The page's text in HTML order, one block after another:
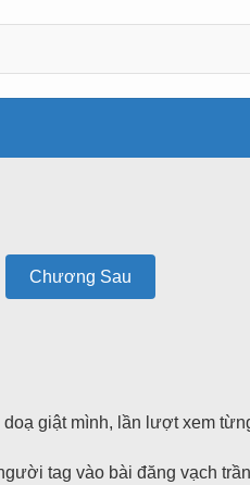
Chương Sau
doạ giật mình, lần lượt xem
tag vào bài đăng vạch